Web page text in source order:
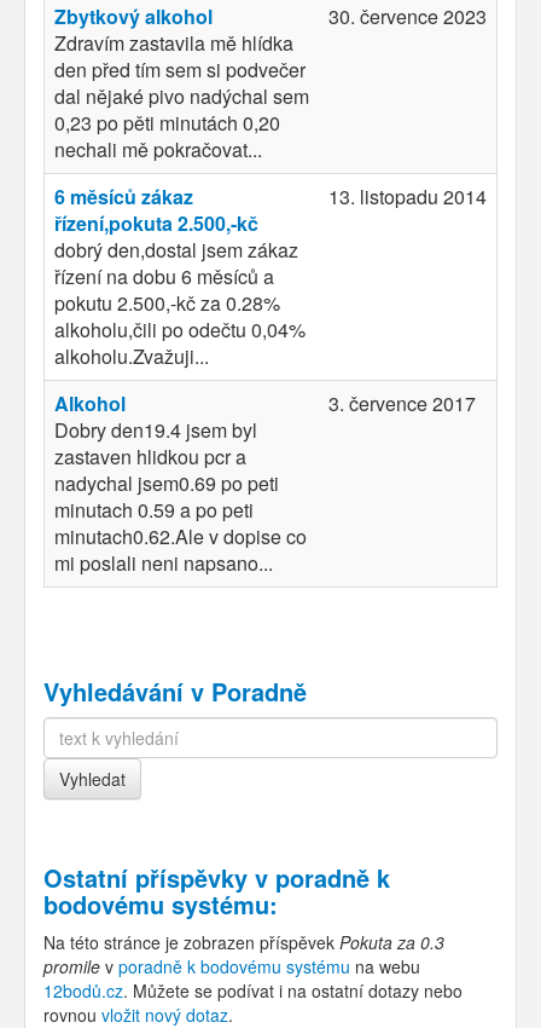
Zbytkový alkohol
Zdravím zastavila mě hlídka
den před tím sem si podvečer
dal nějaké pivo nadýchal sem
0,23 po pěti minutách 0,20
nechali mě pokračovat...
30. července 2023
6 měsíců zákaz
řízení,pokuta 2.500,-kč
dobrý den,dostal jsem zákaz
řízení na dobu 6 měsíců a
pokutu 2.500,-kč za 0.28%
alkoholu,čili po odečtu 0,04%
alkoholu.Zvažuji...
13. listopadu 2014
Alkohol
Dobry den19.4 jsem byl
zastaven hlidkou pcr a
nadychal jsem0.69 po peti
minutach 0.59 a po peti
minutach0.62.Ale v dopise co
mi poslali neni napsano...
3. července 2017
Vyhledávání v Poradně
Ostatní příspěvky v poradně k
bodovému systému:
Na této stránce je zobrazen příspěvek Pokuta za 0.3
promile v poradně k bodovému systému na webu
12bodů.cz. Můžete se podívat i na ostatní dotazy nebo
rovnou vložit nový dotaz.